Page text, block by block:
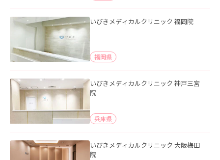
いびきメディカルクリニック 福岡院
福岡県
いびきメディカルクリニック 神戸三宮
院
兵庫県
いびきメディカルクリニック 大阪梅田
院